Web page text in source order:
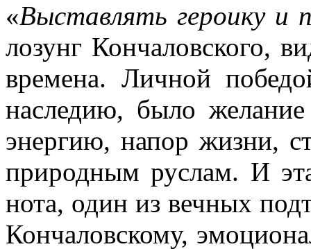
«Выставлять героику и
лозунг Кончаловского,
времена. Личной
наследию, было
энергию, напор жизни,
природным руслам. И
нота, один из вечных
Кончаловскому,